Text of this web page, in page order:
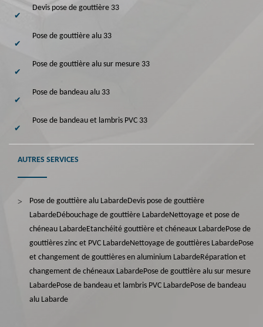
Devis pose de gouttière 33
Pose de gouttière alu 33
Pose de gouttière alu sur mesure 33
Pose de bandeau alu 33
Pose de bandeau et lambris PVC 33
AUTRES SERVICES
Pose de gouttière alu LabardeDevis pose de gouttière
LabardeDébouchage de gouttière LabardeNettoyage et pose de
chéneau LabardeEtanchéité gouttière et chéneaux LabardePose de
gouttières zinc et PVC LabardeNettoyage de gouttières LabardePose
et changement de gouttières en aluminium LabardeRéparation et
changement de chéneaux LabardePose de gouttière alu sur mesure
LabardePose de bandeau et lambris PVC LabardePose de bandeau
alu Labarde